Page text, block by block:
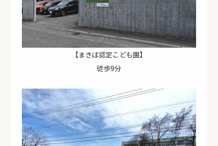
【まきば認定こども園】
徒歩9分